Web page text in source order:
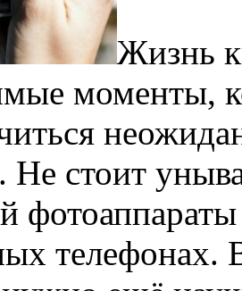
Жизнь
моменты,
Не стоит
телефонах.